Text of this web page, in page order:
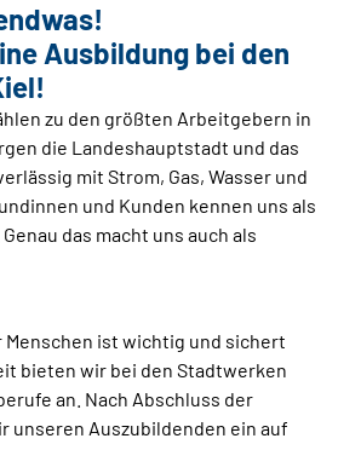
Ausbildung bei den
zu den größten Arbeitgebern in
die Landeshauptstadt und das
mit Strom, Gas, Wasser und
und Kunden kennen uns als
das macht uns auch als
Menschen ist wichtig und sichert
bieten wir bei den Stadtwerken
an. Nach Abschluss der
unseren Auszubildenden ein auf